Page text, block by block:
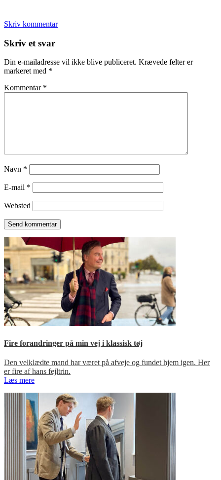
Skriv kommentar
Læserinteraktioner
Skriv et svar
Din e-mailadresse vil ikke blive publiceret. Krævede felter er
markeret med *
Kommentar *
Navn *
E-mail *
Websted
Fire forandringer på min vej i klassisk tøj
Den velklædte mand har været på afveje og fundet hjem igen. Her
er fire af hans fejltrin.
Læs mere